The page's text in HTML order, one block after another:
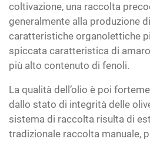
coltivazione, una raccolta
generalmente alla produzione
caratteristiche organolettiche
spiccata caratteristica di
più alto contenuto di fenoli.
La qualità dell’olio è poi
dallo stato di integrità delle
sistema di raccolta risulta di
tradizionale raccolta manuale,